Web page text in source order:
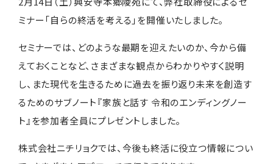
ミナー「自らの終活を考える」を開催いたしました。
セミナーでは、どのような最期を迎えたいのか、今から備
えておくことなど、さまざまな観点からわかりやすく説明
し、また現代を生きるために過去を振り返り未来を創造す
るためのサブノート『家族と話す 令和のエンディングノー
ト』を参加者全員にプレゼントしました。
株式会社ニチリョクでは、今後も終活に役立つ情報につい